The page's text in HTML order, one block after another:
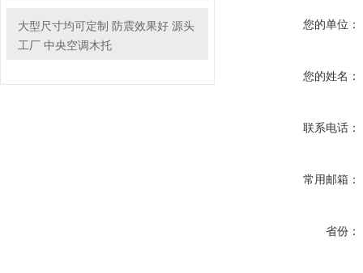
大型尺寸均可定制 防震效果好 源头
工厂 中央空调木托
您的单位：
您的姓名：
联系电话：
常用邮箱：
省份：